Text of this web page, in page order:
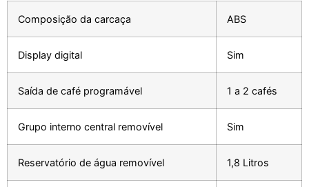
Composição da carcaça ABS
Display digital Sim
Saída de café programável 1 a 2 cafés
Grupo interno central removível Sim
Reservatório de água removível 1,8 Litros